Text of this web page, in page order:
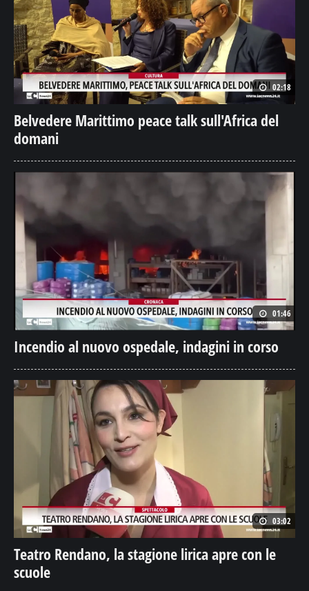
02:18
Belvedere Marittimo peace talk sull'Africa del
domani
01:46
Incendio al nuovo ospedale, indagini in corso
03:02
Teatro Rendano, la stagione lirica apre con le
scuole